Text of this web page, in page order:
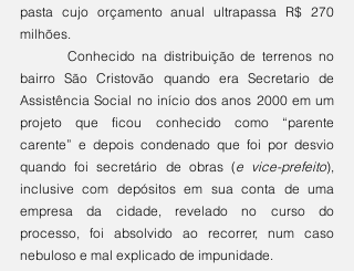
pasta cujo orçamento anual ultrapassa R$ 270
milhões.
bairro São Cristovão quando era Secretario de
Assistência Social no início dos anos 2000 em um
projeto que ficou conhecido como “parente
carente” e depois condenado que foi por desvio
quando foi secretário de obras (e vice-prefeito),
inclusive com depósitos em sua conta de uma
empresa da cidade, revelado no curso do
processo, foi absolvido ao recorrer, num caso
nebuloso e mal explicado de impunidade.